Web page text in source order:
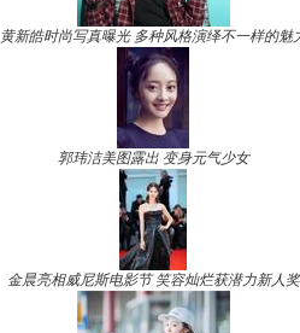
黄新皓时尚写真曝光 多种风格演绎不一样的魅
郭玮洁美图露出 变身元气少女
金晨亮相威尼斯电影节 笑容灿烂获潜力新人奖